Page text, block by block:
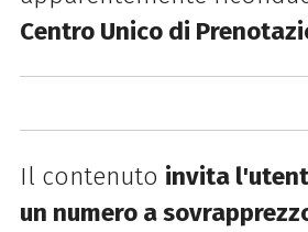
Centro Unico di
Il contenuto invita
un numero a